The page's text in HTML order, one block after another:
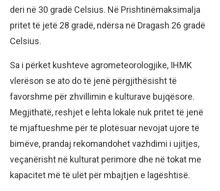
deri në 30 gradë Celsius. Në Prishtinëmaksimalja
pritet të jetë 28 gradë, ndërsa në Dragash 26 gradë
Celsius.
Sa i përket kushteve agrometeorologjike, IHMK
vlerëson se ato do të jenë përgjithësisht të
favorshme për zhvillimin e kulturave bujqësore.
Megjithatë, reshjet e lehta lokale nuk pritet të jenë
të mjaftueshme për të plotësuar nevojat ujore të
bimëve, prandaj rekomandohet vazhdimi i ujitjes,
veçanërisht në kulturat perimore dhe në tokat me
kapacitet më të ulët për mbajtjen e lagështisë.